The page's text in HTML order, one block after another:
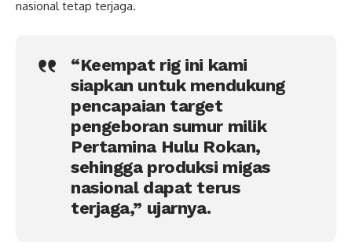
nasional tetap terjaga.
“Keempat rig ini kami
siapkan untuk mendukung
pencapaian target
pengeboran sumur milik
Pertamina Hulu Rokan,
sehingga produksi migas
nasional dapat terus
terjaga,” ujarnya.